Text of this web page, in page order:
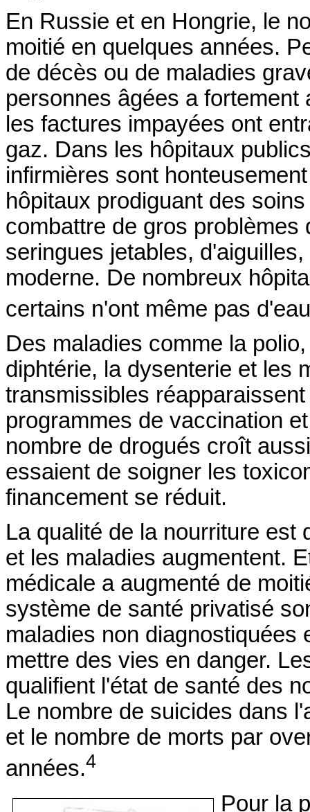
En Russie et en Hongrie, le
moitié en quelques années.
de décès ou de maladies
personnes âgées a
les factures impayées ont
gaz. Dans les hôpitaux
infirmières sont
hôpitaux prodiguant des
combattre de gros
seringues jetables,
moderne. De nombreux
certains n'ont même pas
Des maladies comme la
diphtérie, la dysenterie et les
transmissibles
programmes de vaccination
nombre de drogués croît
essaient de soigner les
financement se réduit.
La qualité de la nourriture est
et les maladies augmentent.
médicale a augmenté de
système de santé privatisé
maladies non diagnostiquées
mettre des vies en danger.
qualifient l'état de santé des
Le nombre de suicides dans
et le nombre de morts par
années.4
Pour la